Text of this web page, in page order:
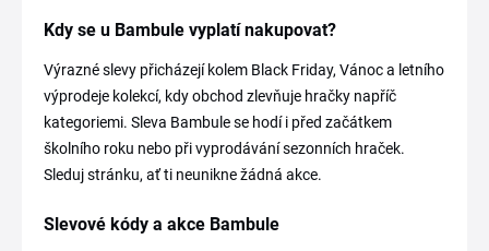
Kdy se u Bambule vyplatí nakupovat?
Výrazné slevy přicházejí kolem Black Friday, Vánoc a letního
výprodeje kolekcí, kdy obchod zlevňuje hračky napříč
kategoriemi. Sleva Bambule se hodí i před začátkem
školního roku nebo při vyprodávání sezonních hraček.
Sleduj stránku, ať ti neunikne žádná akce.
Slevové kódy a akce Bambule